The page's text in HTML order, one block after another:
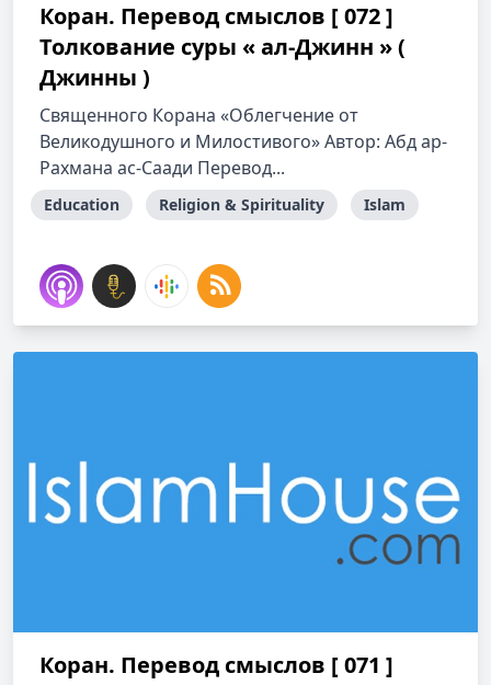
Коран. Перевод смыслов [ 072 ]
Толкование cуры « ал-Джинн » (
Джинны )
Священного Корана «Облегчение от
Великодушного и Милостивого» Автор: Абд ар-
Рахмана ас-Саади Перевод...
Education Religion & Spirituality Islam
Коран. Перевод смыслов [ 071 ]